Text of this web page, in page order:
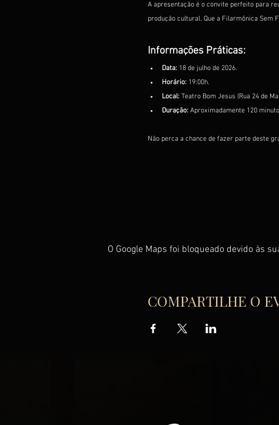
A apresentação é o convite perfeito para
produção cultural. Que a Filarmônica Sem
Informações Práticas:
Data: 18 de julho de 2026.
Horário: 19:00h.
Local: Teatro Bom Jesus (Rua 24 de
Duração: Aproximadamente 120
Não perca a chance de fazer parte deste
O Google Maps foi bloqueado devido às
COMPARTILHE O